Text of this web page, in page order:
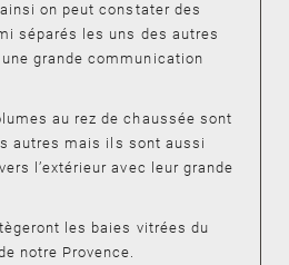
on peut constater des
séparés les uns des autres
grande communication
au rez de chaussée sont
autres mais ils sont aussi
l’extérieur avec leur grande
les baies vitrées du
notre Provence.